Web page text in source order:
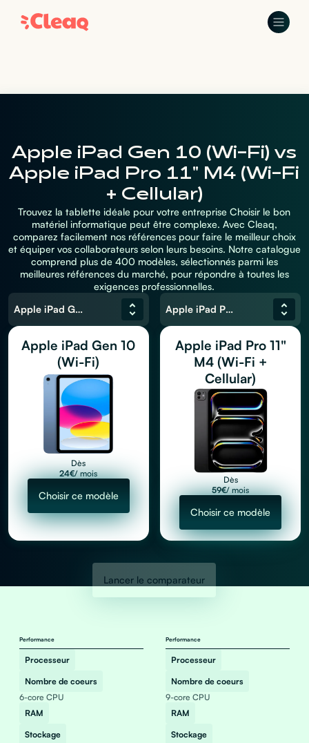
Apple iPad Gen 10 (Wi-Fi) vs
Apple iPad Pro 11" M4 (Wi-Fi
+ Cellular)
Trouvez la tablette idéale pour votre entreprise Choisir le bon
matériel informatique peut être complexe. Avec Cleaq,
comparez facilement nos références pour faire le meilleur choix
et équiper vos collaborateurs selon leurs besoins. Notre catalogue
comprend plus de 400 modèles, sélectionnés parmi les
meilleures références du marché, pour répondre à toutes les
exigences professionnelles.
Apple iPad Gen 10 (Wi-Fi)
Apple iPad Gen 10
(Wi-Fi)
Dès
24€/ mois
Choisir ce modèle
Lancer le comparateur
Apple iPad Pro 11" M4 (Wi-Fi + Cellular)
Apple iPad Pro 11"
M4 (Wi-Fi +
Cellular)
Dès
59€/ mois
Choisir ce modèle
Performance
Processeur
Nombre de coeurs
6-core CPU
RAM
Stockage
Performance
Processeur
Nombre de coeurs
9-core CPU
RAM
Stockage